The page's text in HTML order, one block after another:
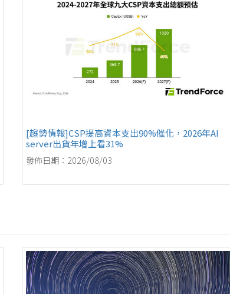
[趨勢情報]CSP提高資本支出90%催化，2026年AI
server出貨年增上看31%
發佈日期：2026/08/03